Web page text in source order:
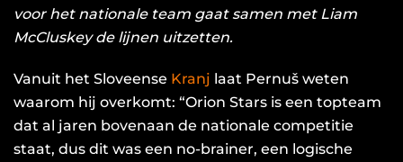
voor het nationale team gaat samen met Liam
McCluskey de lijnen uitzetten.
Vanuit het Sloveense Kranj laat Pernuš weten
waarom hij overkomt: “Orion Stars is een topteam
dat al jaren bovenaan de nationale competitie
staat, dus dit was een no-brainer, een logische